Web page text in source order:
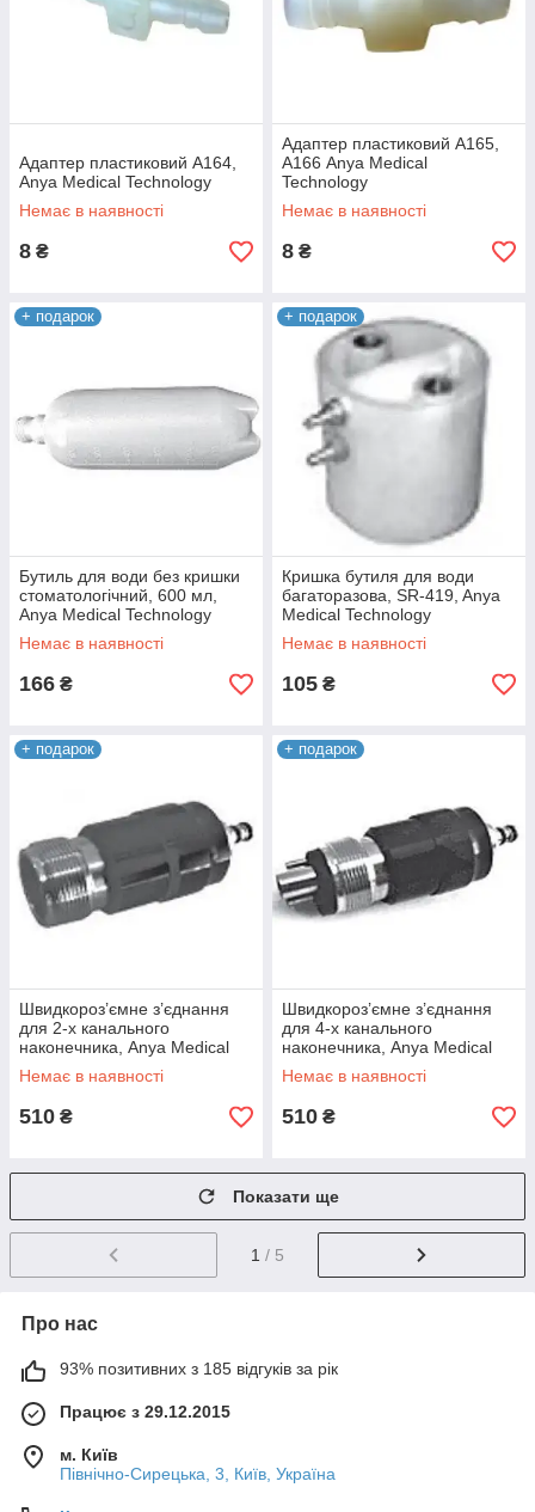
Адаптер пластиковий А164,
Anya Medical Technology
Немає в наявності
8 ₴
Адаптер пластиковий А165,
А166 Anya Medical
Technology
Немає в наявності
8 ₴
+ подарок
Бутиль для води без кришки
стоматологічний, 600 мл,
Anya Medical Technology
Немає в наявності
166 ₴
+ подарок
Кришка бутиля для води
багаторазова, SR-419, Anya
Medical Technology
Немає в наявності
105 ₴
+ подарок
Швидкороз’ємне з’єднання
для 2-х канального
наконечника, Anya Medical
Technology
Немає в наявності
510 ₴
+ подарок
Швидкороз’ємне з’єднання
для 4-х канального
наконечника, Anya Medical
Technology
Немає в наявності
510 ₴
Показати ще
1 / 5
Про нас
93% позитивних з 185 відгуків за рік
Працює з 29.12.2015
м. Київ
Північно-Сирецька, 3, Київ, Україна